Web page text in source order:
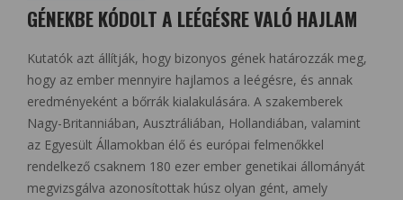
GÉNEKBE KÓDOLT A LEÉGÉSRE VALÓ HAJLAM
Kutatók azt állítják, hogy bizonyos gének határozzák meg,
hogy az ember mennyire hajlamos a leégésre, és annak
eredményeként a bőrrák kialakulására. A szakemberek
Nagy-Britanniában, Ausztráliában, Hollandiában, valamint
az Egyesült Államokban élő és európai felmenőkkel
rendelkező csaknem 180 ezer ember genetikai állományát
megvizsgálva azonosítottak húsz olyan gént, amely